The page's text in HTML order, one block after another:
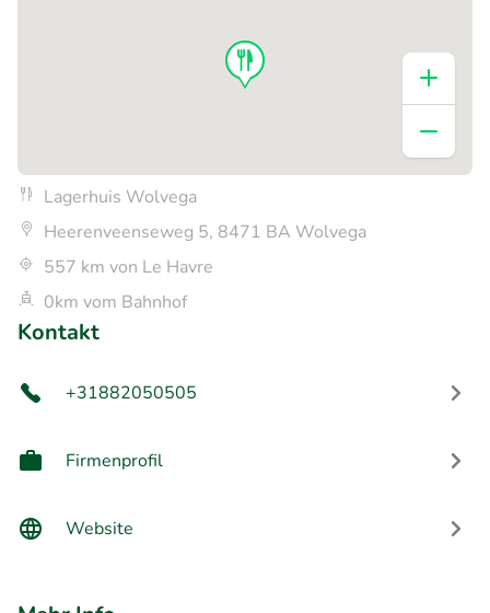
Lagerhuis Wolvega
Heerenveenseweg 5, 8471 BA Wolvega
557 km von Le Havre
0km vom Bahnhof
Kontakt
+31882050505
Firmenprofil
Website